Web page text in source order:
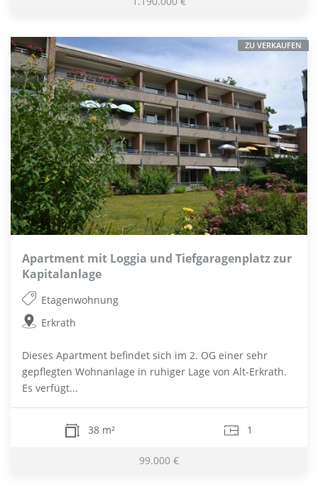
Apartment mit Loggia und Tiefgaragenplatz zur
Kapitalanlage
Etagenwohnung
Erkrath
Dieses Apartment befindet sich im 2. OG einer sehr
gepflegten Wohnanlage in ruhiger Lage von Alt-Erkrath.
Es verfügt...
38 m² 1
99.000 €
ZU VERKAUFEN